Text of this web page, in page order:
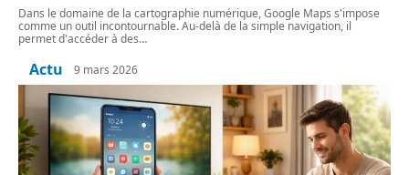
Dans le domaine de la cartographie numérique, Google Maps s'impose
comme un outil incontournable. Au-delà de la simple navigation, il
permet d'accéder à des…
Actu 9 mars 2026